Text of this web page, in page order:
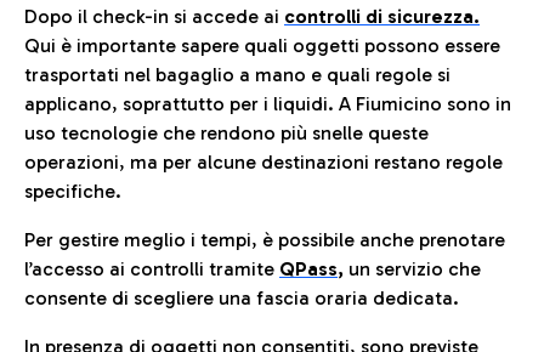
Dopo il check-in si accede ai controlli di sicurezza.
Qui è importante sapere quali oggetti possono essere
trasportati nel bagaglio a mano e quali regole si
applicano, soprattutto per i liquidi. A Fiumicino sono in
uso tecnologie che rendono più snelle queste
operazioni, ma per alcune destinazioni restano regole
specifiche.
Per gestire meglio i tempi, è possibile anche prenotare
l’accesso ai controlli tramite QPass, un servizio che
consente di scegliere una fascia oraria dedicata.
In presenza di oggetti non consentiti, sono previste